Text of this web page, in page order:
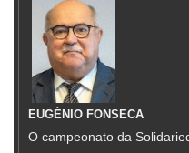
EUGÉNIO FONSECA
O campeonato da